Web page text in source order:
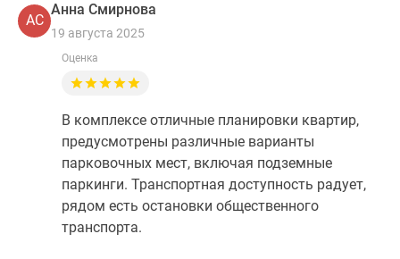
АС
Анна Смирнова
19 августа 2025
Оценка
В комплексе отличные планировки квартир,
предусмотрены различные варианты
парковочных мест, включая подземные
паркинги. Транспортная доступность радует,
рядом есть остановки общественного
транспорта.